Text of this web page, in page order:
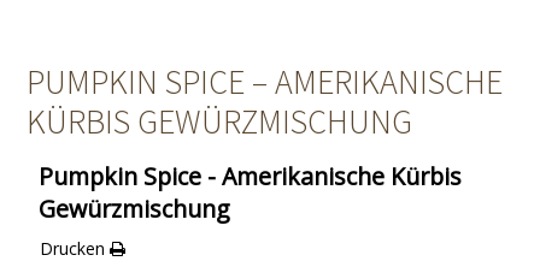
PUMPKIN SPICE – AMERIKANISCHE
KÜRBIS GEWÜRZMISCHUNG
Pumpkin Spice - Amerikanische Kürbis
Gewürzmischung
Drucken